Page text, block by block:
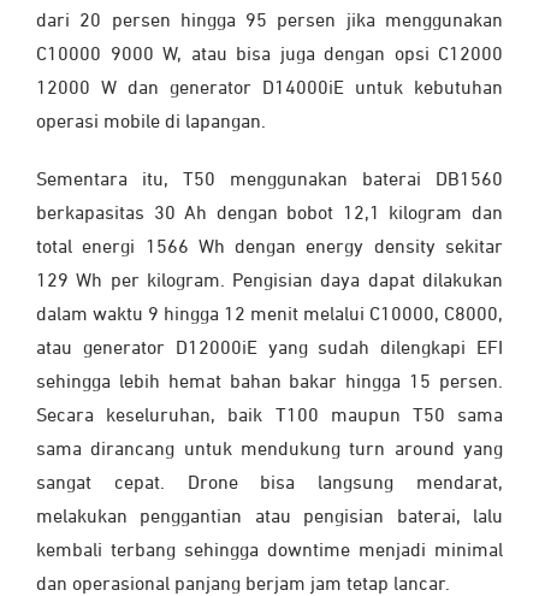
dari 20 persen hingga 95 persen jika menggunakan
C10000 9000 W, atau bisa juga dengan opsi C12000
12000 W dan generator D14000iE untuk kebutuhan
operasi mobile di lapangan.
Sementara itu, T50 menggunakan baterai DB1560
berkapasitas 30 Ah dengan bobot 12,1 kilogram dan
total energi 1566 Wh dengan energy density sekitar
129 Wh per kilogram. Pengisian daya dapat dilakukan
dalam waktu 9 hingga 12 menit melalui C10000, C8000,
atau generator D12000iE yang sudah dilengkapi EFI
sehingga lebih hemat bahan bakar hingga 15 persen.
Secara keseluruhan, baik T100 maupun T50 sama
sama dirancang untuk mendukung turn around yang
sangat cepat. Drone bisa langsung mendarat,
melakukan penggantian atau pengisian baterai, lalu
kembali terbang sehingga downtime menjadi minimal
dan operasional panjang berjam jam tetap lancar.